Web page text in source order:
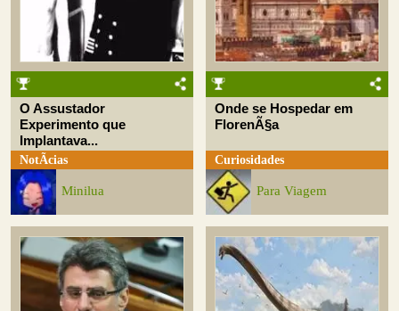
O Assustador
Experimento que
Implantava...
NotÃ­cias
Minilua
Onde se Hospedar em
FlorenÃ§a
Curiosidades
Para Viagem